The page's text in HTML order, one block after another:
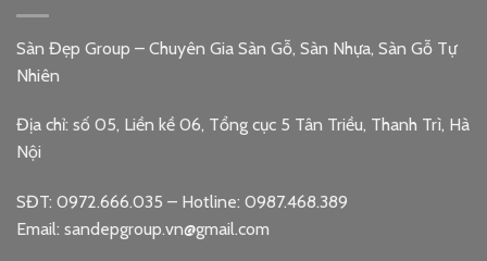
Sàn Đẹp Group – Chuyên Gia Sàn Gỗ, Sàn Nhựa, Sàn Gỗ Tự
Nhiên
Địa chỉ: số 05, Liền kề 06, Tổng cục 5 Tân Triều, Thanh Trì, Hà
Nội
SĐT: 0972.666.035 – Hotline: 0987.468.389
Email: sandepgroup.vn@gmail.com